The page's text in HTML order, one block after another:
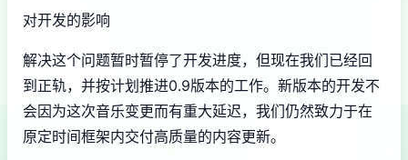
对开发的影响
解决这个问题暂时暂停了开发进度，但现在我们已经回
到正轨，并按计划推进0.9版本的工作。新版本的开发不
会因为这次音乐变更而有重大延迟，我们仍然致力于在
原定时间框架内交付高质量的内容更新。